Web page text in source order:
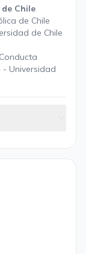
Chile
de Chile
de Chile
- Universidad